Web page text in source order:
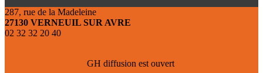
287, rue de la Madeleine
27130 VERNEUIL SUR AVRE
02 32 32 20 40
GH diffusion est ouvert